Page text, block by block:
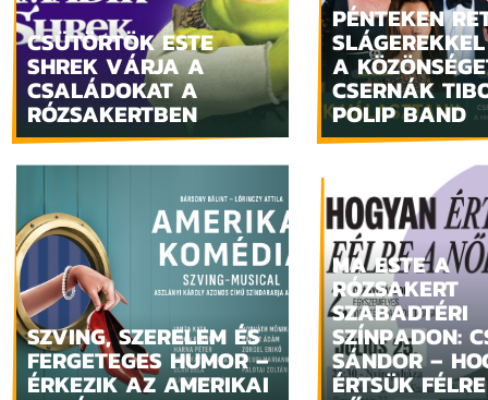
CSÜTÖRTÖK ESTE
SHREK VÁRJA A
CSALÁDOKAT A
RÓZSAKERTBEN
PÉNTEKEN
A
CSERNÁK
POLIP BAND
SZVING, SZERELEM ÉS
FERGETEGES HUMOR –
ÉRKEZIK AZ AMERIKAI
MA ESTE A
RÓZSAKERT
SZABADTÉRI
SZÍNPADON:
SÁNDOR –
ÉRTSÜK